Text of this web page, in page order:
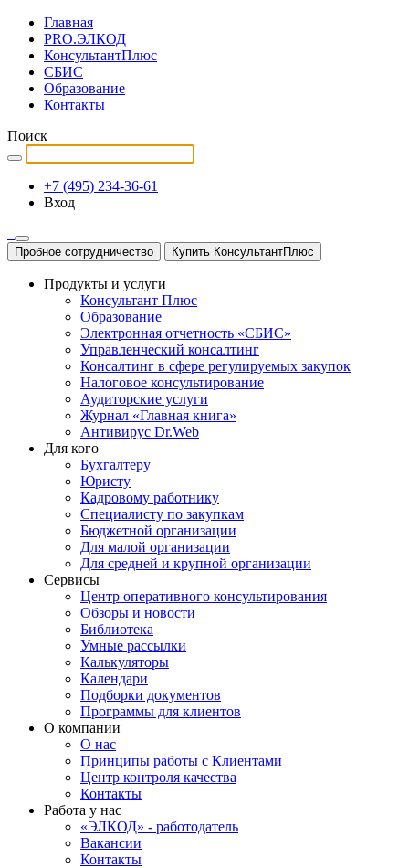
Главная
PRO.ЭЛКОД
КонсультантПлюс
СБИС
Образование
Контакты
Поиск
+7 (495) 234-36-61
Вход
Пробное сотрудничество Купить КонсультантПлюс
Продукты и услуги
Консультант Плюс
Образование
Электронная отчетность «СБИС»
Управленческий консалтинг
Консалтинг в сфере регулируемых закупок
Налоговое консультирование
Аудиторские услуги
Журнал «Главная книга»
Антивирус Dr.Web
Для кого
Бухгалтеру
Юристу
Кадровому работнику
Специалисту по закупкам
Бюджетной организации
Для малой организации
Для средней и крупной организации
Сервисы
Центр оперативного консультирования
Обзоры и новости
Библиотека
Умные рассылки
Калькуляторы
Календари
Подборки документов
Программы для клиентов
О компании
О нас
Принципы работы с Клиентами
Центр контроля качества
Контакты
Работа у нас
«ЭЛКОД» - работодатель
Вакансии
Контакты